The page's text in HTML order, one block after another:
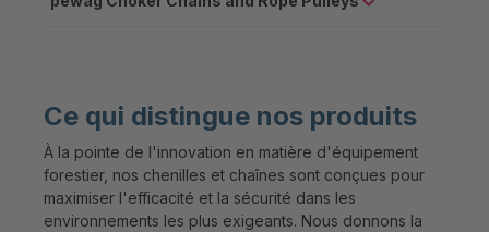
Ce qui distingue nos produits
À la pointe de l'innovation en matière d'équipement
forestier, nos chenilles et chaînes sont conçues pour
maximiser l'efficacité et la sécurité dans les
environnements les plus exigeants. Nous donnons la